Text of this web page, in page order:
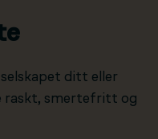
ditt eller
raskt, smertefritt og